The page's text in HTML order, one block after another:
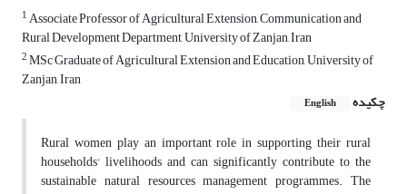
1Associate Professor of Agricultural Extension, Communication and
Rural Development Department, University of Zanjan, Iran
2MSc Graduate of Agricultural Extension and Education, University of
Zanjan, Iran
چکیده
English
Rural women play an important role in supporting their rural
households' livelihoods and can significantly contribute to the
sustainable natural resources management programmes. The